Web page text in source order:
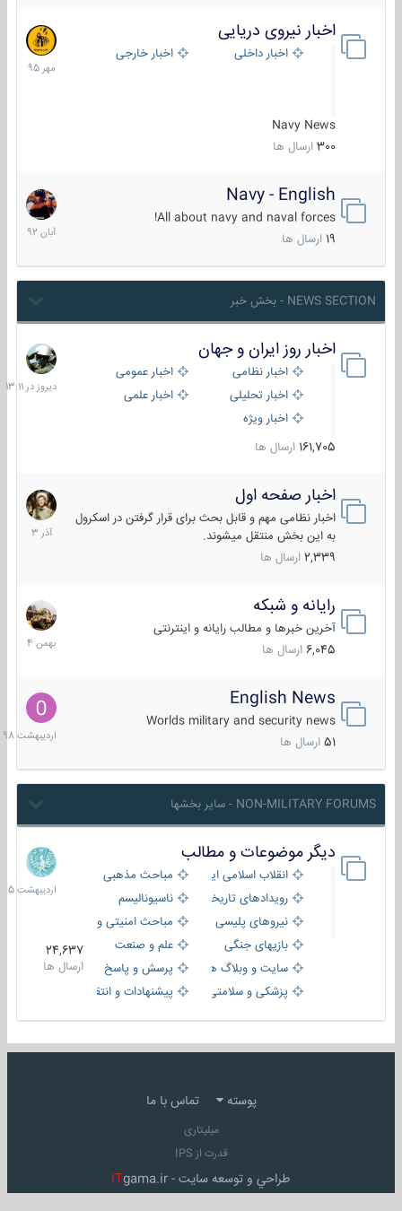
اخبار نیروی دریایی
اخبار داخلی اخبار خارجی
Navy News
300 ارسال ها
27
مهر
1395
Navy - English
All about navy and naval forces!
ارسال ها
22
آبان
1392
NEWS SECTION - بخش خبر
اخبار روز ایران و جهان
اخبار نظامی
اخبار عمومی
اخبار تحلیلی
اخبار علمی
اخبار ویژه
161,705 ارسال ها
دیروز
در
13:11
اخبار صفحه اول
اخبار نظامی مهم و قابل بحث برای قرار گرفتن در اسکرول
به این بخش منتقل میشوند.
2,339 ارسال ها
7
آذر
1403
رایانه و شبکه
آخرین خبرها و مطالب رایانه و اینترنتی
6,045 ارسال ها
30
بهمن
1404
English News
Worlds military and security news
51 ارسال ها
10
1398
NON-MILITARY FORUMS - سایر بخشها
دیگر موضوعات و مطالب
انقلاب اسلامی ایران
مباحث مذهبی
رویدادهای تاریخی و مذهبیناسیونالیسم
نیروهای پلیسی
مباحث امنیتی و اطلاعاتی
بازیهای جنگی
علم و صنعت
سایت و وبلاگ ها
پرسش و پاسخ
پزشکی و سلامتی
پیشنهادات و انتقادات
24,637
ارسال ها
8
1405
پوسته تماس با ما
میلیتاری
قدرت از IPS
طراحي و توسعه سايت - iTgama.ir